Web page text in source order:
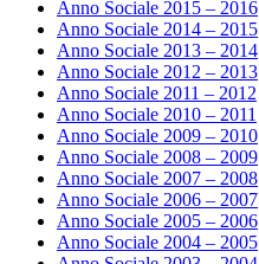
Anno Sociale 2015 – 2016
Anno Sociale 2014 – 2015
Anno Sociale 2013 – 2014
Anno Sociale 2012 – 2013
Anno Sociale 2011 – 2012
Anno Sociale 2010 – 2011
Anno Sociale 2009 – 2010
Anno Sociale 2008 – 2009
Anno Sociale 2007 – 2008
Anno Sociale 2006 – 2007
Anno Sociale 2005 – 2006
Anno Sociale 2004 – 2005